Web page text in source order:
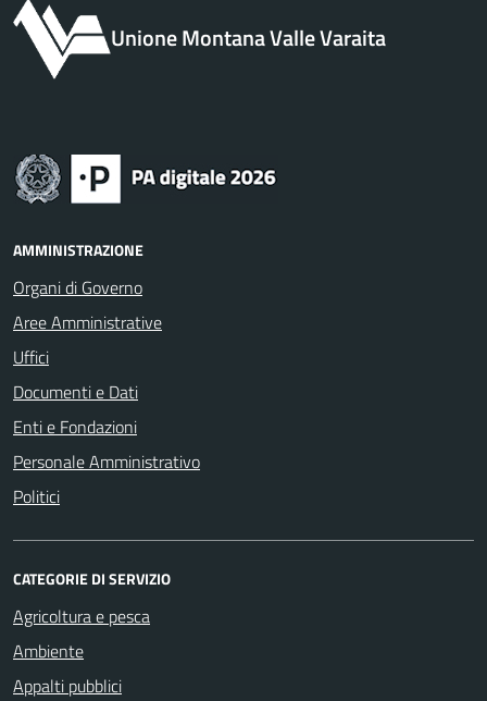
Unione Montana Valle Varaita
AMMINISTRAZIONE
Organi di Governo
Aree Amministrative
Uffici
Documenti e Dati
Enti e Fondazioni
Personale Amministrativo
Politici
CATEGORIE DI SERVIZIO
Agricoltura e pesca
Ambiente
Appalti pubblici